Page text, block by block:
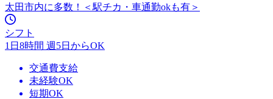
太田市内に多数！＜駅チカ・車通勤okも有＞
シフト
1日8時間 週5日からOK
交通費支給
未経験OK
短期OK